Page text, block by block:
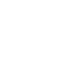
um momento
tônica
à
que entra
para a